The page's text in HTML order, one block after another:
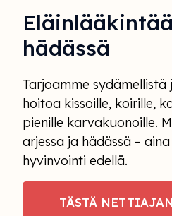
hädässä
Tarjoamme
hoitoa kissoille, koirille,
pienille karvakuonoille.
arjessa ja hädässä –
hyvinvointi edellä.
TÄSTÄ